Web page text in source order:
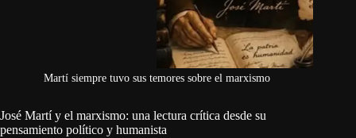
Martí siempre tuvo sus temores sobre el marxismo
José Martí y el marxismo: una lectura crítica desde su
pensamiento político y humanista